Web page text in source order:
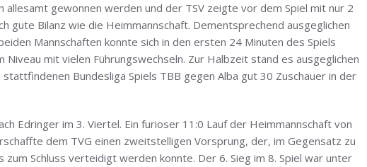
allesamt gewonnen werden und der TSV zeigte vor dem Spiel mit nur 2
gute Bilanz wie die Heimmannschaft. Dementsprechend ausgeglichen
Mannschaften konnte sich in den ersten 24 Minuten des Spiels
Niveau mit vielen Führungswechseln. Zur Halbzeit stand es ausgeglichen
Bundesliga Spiels TBB gegen Alba gut 30 Zuschauer in der
Edringer im 3. Viertel. Ein furioser 11:0 Lauf der Heimmannschaft von
dem TVG einen zweitstelligen Vorsprung, der, im Gegensatz zu
zum Schluss verteidigt werden konnte. Der 6. Sieg im 8. Spiel war unter